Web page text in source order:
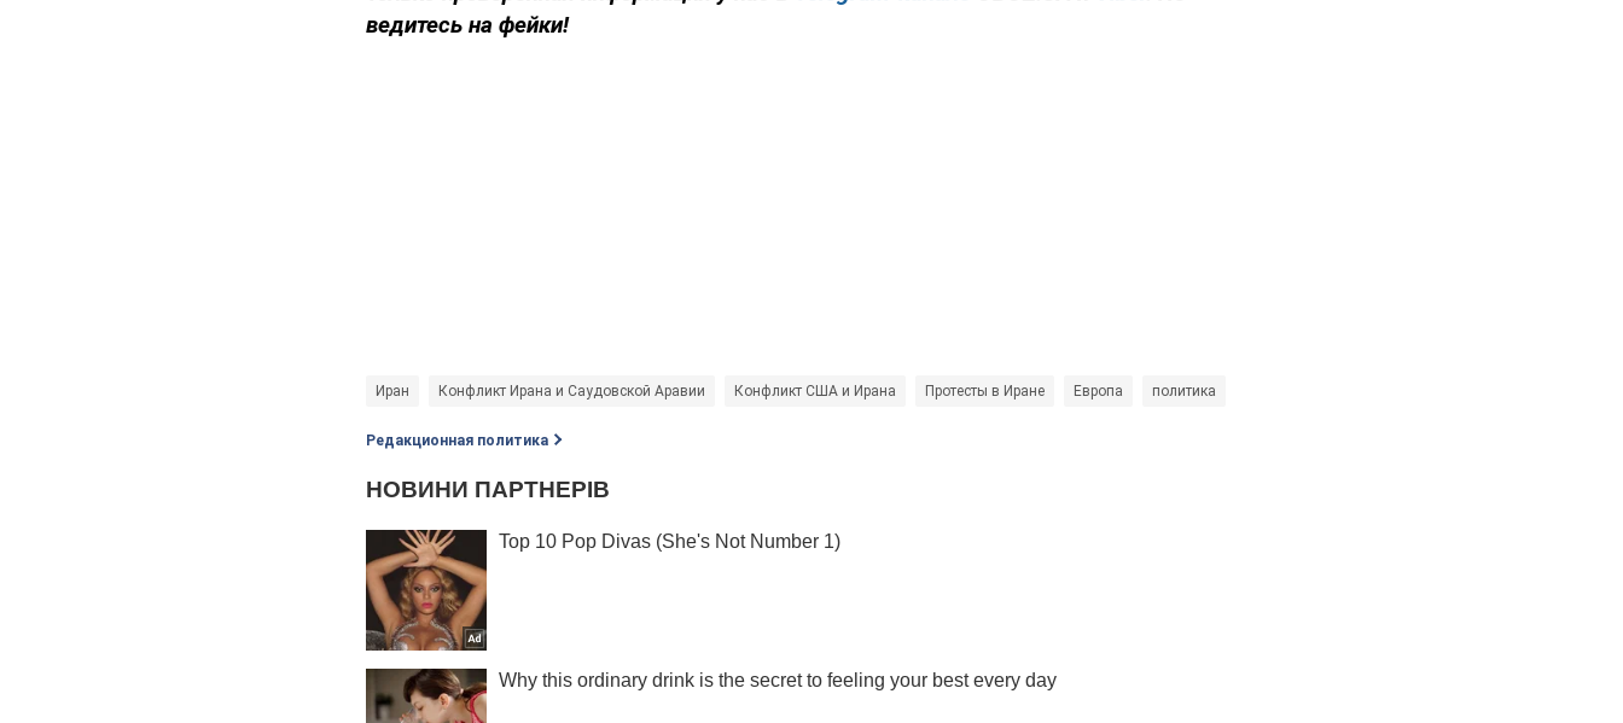
ведитесь на фейки!
Иран Конфликт Ирана и Саудовской Аравии Конфликт США и Ирана Протесты в Иране Европа политика
Редакционная политика